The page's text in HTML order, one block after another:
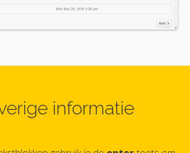
informatie